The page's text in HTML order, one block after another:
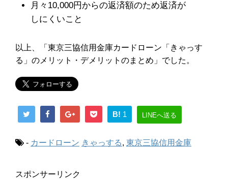
月々10,000円からの返済額のため返済が
しにくいこと
以上、「東京三協信用金庫カードローン「きゃっす
る」のメリット・デメリットのまとめ」でした。
B! 1 LINEへ送る
- カードローン きゃっする, 東京三協信用金庫
スポンサーリンク